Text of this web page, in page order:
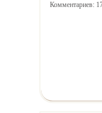
Комментариев: